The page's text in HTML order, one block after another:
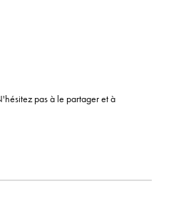
pas à le partager et à